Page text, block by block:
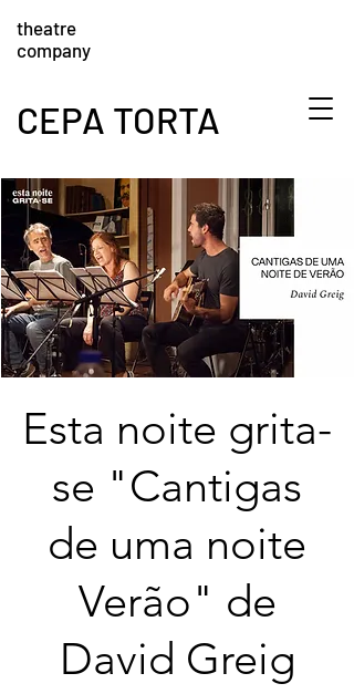
CEPA TORTA
theatre
company
Esta noite grita-
se "Cantigas
de uma noite
Verão" de
David Greig